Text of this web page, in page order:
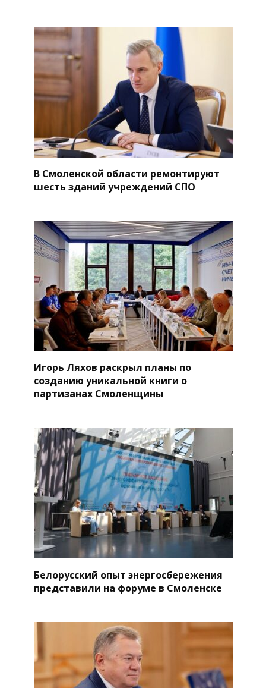
В Смоленской области ремонтируют
шесть зданий учреждений СПО
Игорь Ляхов раскрыл планы по
созданию уникальной книги о
партизанах Смоленщины
Белорусский опыт энергосбережения
представили на форуме в Смоленске